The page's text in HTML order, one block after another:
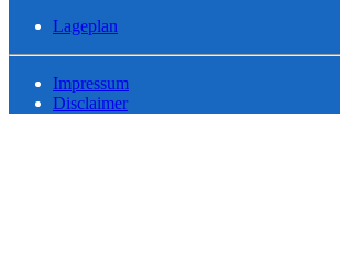
Lageplan
Impressum
Disclaimer